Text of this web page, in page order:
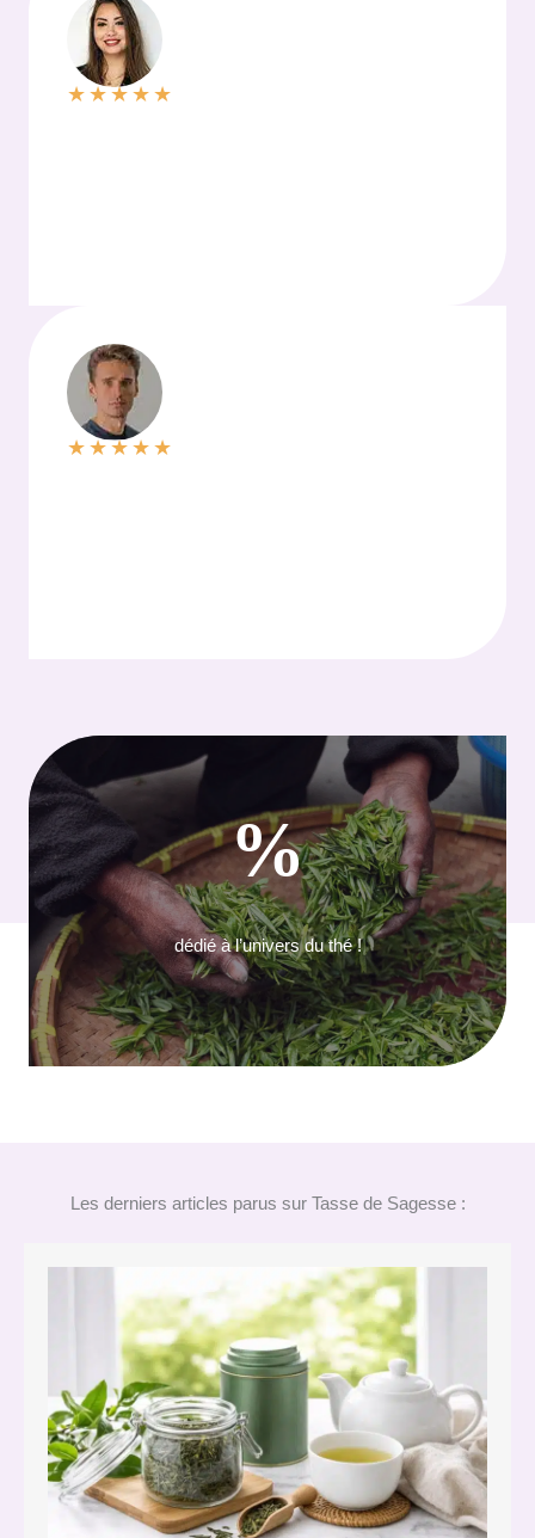
★ ★★ ★ ★
★ ★★★ ★
%
dédié à l’univers du thé !
Les derniers articles parus sur Tasse de Sagesse :